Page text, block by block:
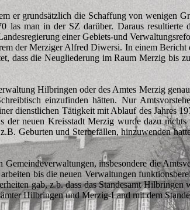
er grundsätzlich die Schaffung von wenigen
las man in der SZ darüber. Daraus
einer Gebiets-und
der Merziger Alfred Diwersi. In einem Bericht
dass die Neugliederung im Raum Merzig bis
Hilbringen oder des Amtes Merzig
einzufinden hätten. Nur
dienstlichen Tätigkeit mit Ablauf des Jahres
der neuen Kreisstadt Merzig wurde dazu
Geburten und Sterbefällen, hinzuwenden
Gemeindeverwaltungen, insbesondere die
bis die neuen Verwaltungen
gab, z.b. dass das Standesamt Hilbringen
Hilbringen und Merzig-Land mit dem